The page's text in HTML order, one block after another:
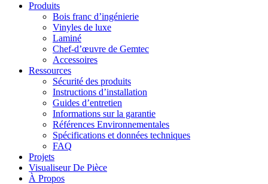
Produits
Bois franc d’ingénierie
Vinyles de luxe
Laminé
Chef-d’œuvre de Gemtec
Accessoires
Ressources
Sécurité des produits
Instructions d’installation
Guides d’entretien
Informations sur la garantie
Références Environnementales
Spécifications et données techniques
FAQ
Projets
Visualiseur De Pièce
À Propos